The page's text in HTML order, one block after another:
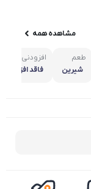
مشاهده همه
طعم
شیرین
افزودنی
فاقد افزودنی